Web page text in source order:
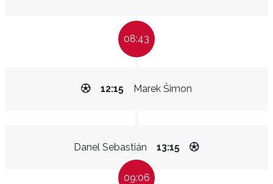
08:43
Marek Šimon
12:15
Danel Sebastián 13:15
09:06